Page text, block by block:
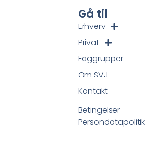
Gå til
Erhverv
Privat
Faggrupper
Om SVJ
Kontakt
Betingelser
Persondatapolitik